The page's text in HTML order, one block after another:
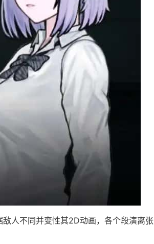
人不同并变性其2D动画，各个段演离张